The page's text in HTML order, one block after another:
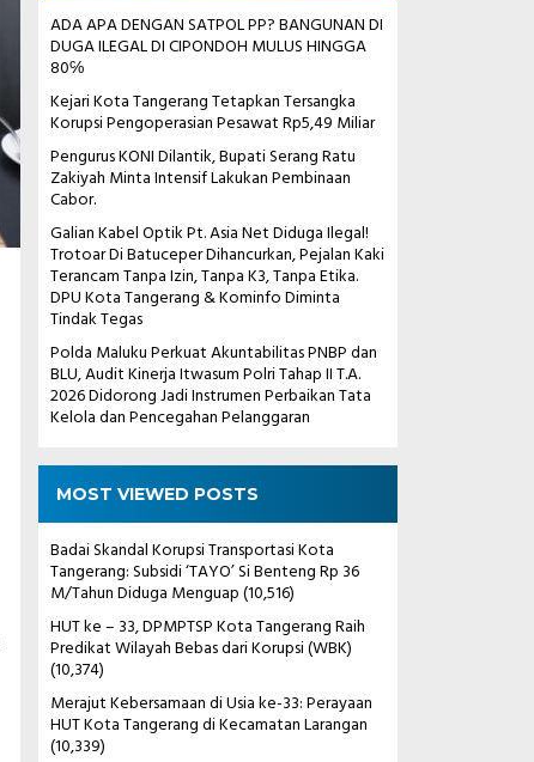
ADA APA DENGAN SATPOL PP? BANGUNAN DI
DUGA ILEGAL DI CIPONDOH MULUS HINGGA
80℅
Kejari Kota Tangerang Tetapkan Tersangka
Korupsi Pengoperasian Pesawat Rp5,49 Miliar
Pengurus KONI Dilantik, Bupati Serang Ratu
Zakiyah Minta Intensif Lakukan Pembinaan
Cabor.
Galian Kabel Optik Pt. Asia Net Diduga Ilegal!
Trotoar Di Batuceper Dihancurkan, Pejalan Kaki
Terancam Tanpa Izin, Tanpa K3, Tanpa Etika.
DPU Kota Tangerang & Kominfo Diminta
Tindak Tegas
Polda Maluku Perkuat Akuntabilitas PNBP dan
BLU, Audit Kinerja Itwasum Polri Tahap II T.A.
2026 Didorong Jadi Instrumen Perbaikan Tata
Kelola dan Pencegahan Pelanggaran
MOST VIEWED POSTS
Badai Skandal Korupsi Transportasi Kota
Tangerang: Subsidi ‘TAYO’ Si Benteng Rp 36
M/Tahun Diduga Menguap(10,516)
HUT ke – 33, DPMPTSP Kota Tangerang Raih
Predikat Wilayah Bebas dari Korupsi (WBK)
(10,374)
Merajut Kebersamaan di Usia ke-33: Perayaan
HUT Kota Tangerang di Kecamatan Larangan
(10,339)